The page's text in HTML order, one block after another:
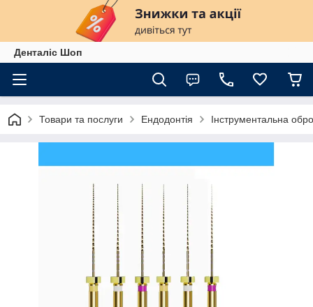
Денталіс Шоп
Товари та послуги Ендодонтія Інструментальна